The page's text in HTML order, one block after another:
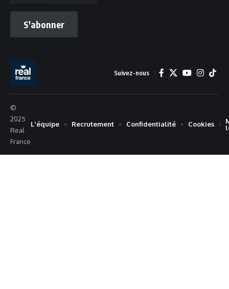
S'abonner
Suivez-nous
©
2025
Real
France
L'équipe Recrutement Confidentialité Cookies